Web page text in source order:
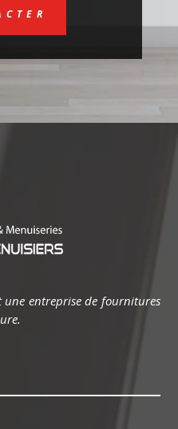
une entreprise de fournitures